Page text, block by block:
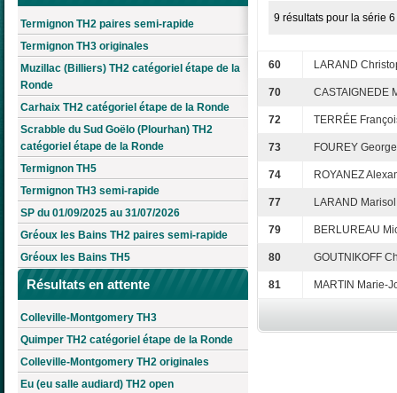
Termignon TH2 paires semi-rapide
Termignon TH3 originales
Muzillac (Billiers) TH2 catégoriel étape de la
Ronde
Carhaix TH2 catégoriel étape de la Ronde
Scrabble du Sud Goëlo (Plourhan) TH2
catégoriel étape de la Ronde
Termignon TH5
Termignon TH3 semi-rapide
SP du 01/09/2025 au 31/07/2026
Gréoux les Bains TH2 paires semi-rapide
Gréoux les Bains TH5
Résultats en attente
Colleville-Montgomery TH3
Quimper TH2 catégoriel étape de la Ronde
Colleville-Montgomery TH2 originales
Eu (eu salle audiard) TH2 open
9 résultats pour la série 6
60 LARAND
70 CASTAIGNEDE
72 TERRÉE
73 FOUREY
74 ROYANEZ
77 LARAND Marisol
79 BERLUREAU
80 GOUTNIKOFF
81 MARTIN Marie-